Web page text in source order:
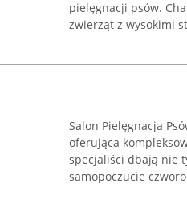
pielęgnacji psów.
zwierząt z wysokimi
Salon Pielęgnacja
oferująca
specjaliści dbają nie
samopoczucie